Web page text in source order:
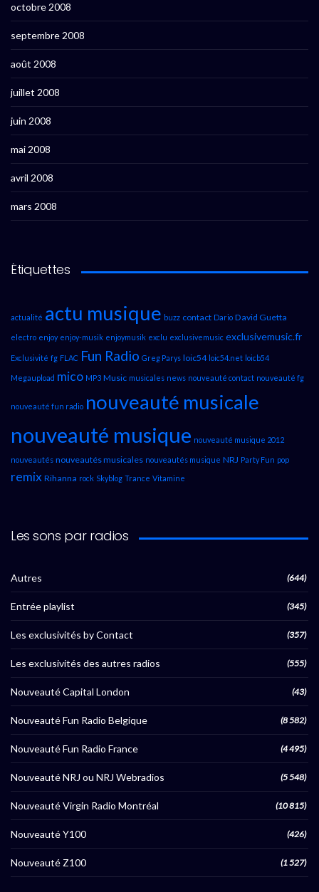
octobre 2008
septembre 2008
août 2008
juillet 2008
juin 2008
mai 2008
avril 2008
mars 2008
Étiquettes
actualité actu musique buzz contact Dario David Guetta
electro enjoy enjoy-musik enjoymusik exclu exclusivemusic exclusivemusic.fr
Exclusivité fg FLAC Fun Radio Greg Parys loic54 loic54.net loicb54
Megaupload mico MP3 Music musicales news nouveauté contact nouveauté fg
nouveauté fun radio nouveauté musicale
nouveauté musique nouveauté musique 2012
nouveautés nouveautés musicales nouveautés musique NRJ Party Fun pop
remix Rihanna rock Skyblog Trance Vitamine
Les sons par radios
Autres (644)
Entrée playlist (345)
Les exclusivités by Contact (357)
Les exclusivités des autres radios (555)
Nouveauté Capital London (43)
Nouveauté Fun Radio Belgique (8 582)
Nouveauté Fun Radio France (4 495)
Nouveauté NRJ ou NRJ Webradios (5 548)
Nouveauté Virgin Radio Montréal (10 815)
Nouveauté Y100 (426)
Nouveauté Z100 (1 527)